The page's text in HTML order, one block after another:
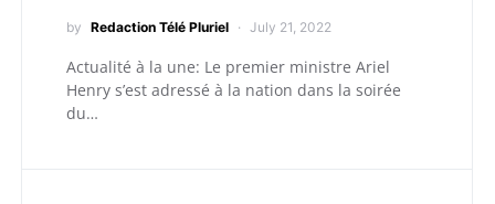
by Redaction Télé Pluriel July 21, 2022
Actualité à la une: Le premier ministre Ariel
Henry s’est adressé à la nation dans la soirée
du…